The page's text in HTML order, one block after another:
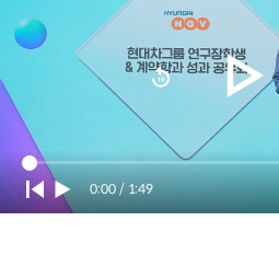
Current
Time
0:00 / Duration
1:49